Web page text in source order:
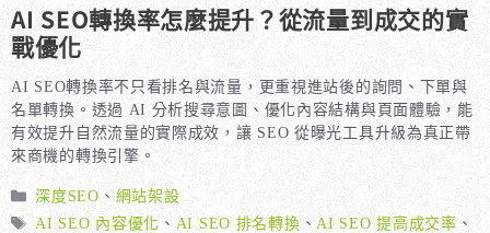
AI SEO轉換率怎麼提升？從流量到成交的實
戰優化
AI SEO轉換率不只看排名與流量，更重視進站後的詢問、下單與
名單轉換。透過 AI 分析搜尋意圖、優化內容結構與頁面體驗，能
有效提升自然流量的實際成效，讓 SEO 從曝光工具升級為真正帶
來商機的轉換引擎。
分
類
深度SEO 、 網站架設
標
AI SEO 內容優化 、 AI SEO 排名轉換 、 AI SEO 提高成交率 、